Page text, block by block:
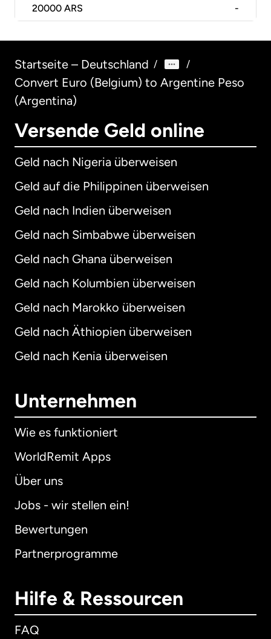
20000 ARS -
Startseite – Deutschland / /
Convert Euro (Belgium) to Argentine Peso
(Argentina)
Versende Geld online
Geld nach Nigeria überweisen
Geld auf die Philippinen überweisen
Geld nach Indien überweisen
Geld nach Simbabwe überweisen
Geld nach Ghana überweisen
Geld nach Kolumbien überweisen
Geld nach Marokko überweisen
Geld nach Äthiopien überweisen
Geld nach Kenia überweisen
Unternehmen
Wie es funktioniert
WorldRemit Apps
Über uns
Jobs - wir stellen ein!
Bewertungen
Partnerprogramme
Hilfe & Ressourcen
FAQ